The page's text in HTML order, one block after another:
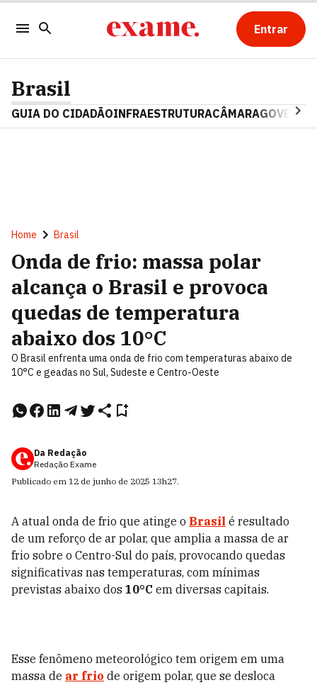
Entrar
Brasil
GUIA DO CIDADÃOINFRAESTRUTURACÂMARAGOVERNO
Home Brasil
Onda de frio: massa polar
alcança o Brasil e provoca
quedas de temperatura
abaixo dos 10°C
O Brasil enfrenta uma onda de frio com temperaturas abaixo de
10°C e geadas no Sul, Sudeste e Centro-Oeste
Da Redação
Redação Exame
Publicado em 12 de junho de 2025 13h27.
A atual onda de frio que atinge o Brasil é resultado
de um reforço de ar polar, que amplia a massa de ar
frio sobre o Centro-Sul do país, provocando quedas
significativas nas temperaturas, com mínimas
previstas abaixo dos 10°C em diversas capitais.
Esse fenômeno meteorológico tem origem em uma
massa de ar frio de origem polar, que se desloca